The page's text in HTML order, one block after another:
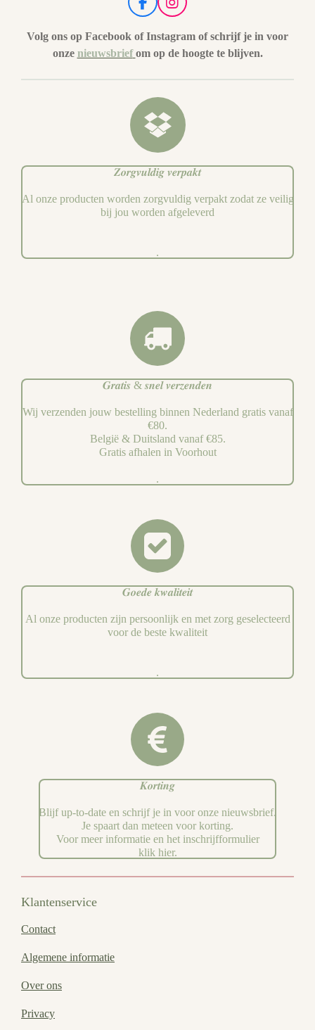
F
c
k
I
s
t
a
m
Volg ons op Facebook of Instagram of schrijf je in voor
onze nieuwsbrief om op de hoogte te blijven.
𝒁𝒐𝒓𝒈𝒗𝒖𝒍𝒅𝒊𝒈 𝒗𝒆𝒓𝒑𝒂𝒌𝒕
Al onze producten worden zorgvuldig verpakt zodat ze veilig
bij jou worden afgeleverd
.
𝑮𝒓𝒂𝒕𝒊𝒔 & 𝒔𝒏𝒆𝒍 𝒗𝒆𝒓𝒛𝒆𝒏𝒅𝒆𝒏
Wij verzenden jouw bestelling binnen Nederland gratis vanaf
€80.
België & Duitsland vanaf €85.
Gratis afhalen in Voorhout
.
𝑮𝒐𝒆𝒅𝒆 𝒌𝒘𝒂𝒍𝒊𝒕𝒆𝒊𝒕
Al onze producten zijn persoonlijk en met zorg geselecteerd
voor de beste kwaliteit
.
𝑲𝒐𝒓𝒕𝒊𝒏𝒈
Blijf up-to-date en schrijf je in voor onze nieuwsbrief.
Je spaart dan meteen voor korting.
Voor meer informatie en het inschrijfformulier
klik hier.
Klantenservice
Contact
Algemene informatie
Over ons
Privacy